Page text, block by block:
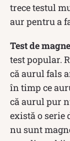
trece testul
aur pentru a
Test de
test popular.
că aurul fals
în timp ce
că aurul pur
există o serie
nu sunt